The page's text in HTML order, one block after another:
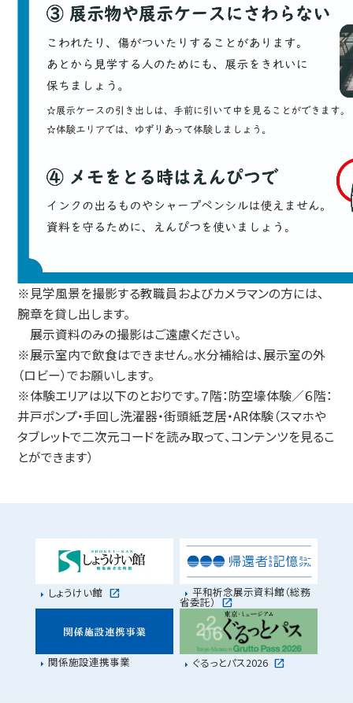
※見学風景を撮影する教職員およびカメラマンの方には、
腕章を貸し出します。
展示資料のみの撮影はご遠慮ください。
※展示室内で飲食はできません。水分補給は、展示室の外
（ロビー）でお願いします。
※体験エリアは以下のとおりです。７階：防空壕体験／６階：
井戸ポンプ・手回し洗濯器・街頭紙芝居・AR体験（スマホや
タブレットで二次元コードを読み取って、コンテンツを見るこ
とができます）
しょうけい館 平和祈念展示資料館（総務
省委託）
関係施設連携事業 ぐるっとパス2026